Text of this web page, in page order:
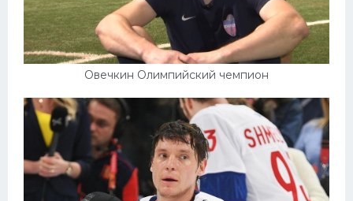
Овечкин Олимпийский чемпион